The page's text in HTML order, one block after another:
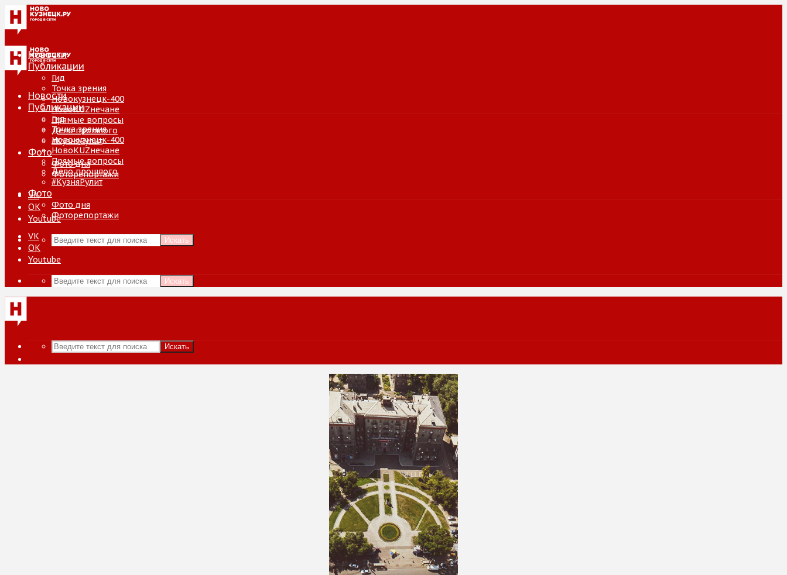
Новости
Публикации
Гид
Точка зрения
Новокузнецк-400
НовоKUZнечане
Прямые вопросы
Дело прошлого
#КузняРулит
Фото
Фото дня
Фоторепортажи
VK
ОК
Youtube
Искать
Новости
Публикации
Гид
Точка зрения
Новокузнецк-400
НовоKUZнечане
Прямые вопросы
Дело прошлого
#КузняРулит
Фото
Фото дня
Фоторепортажи
VK
ОК
Youtube
Искать
Искать